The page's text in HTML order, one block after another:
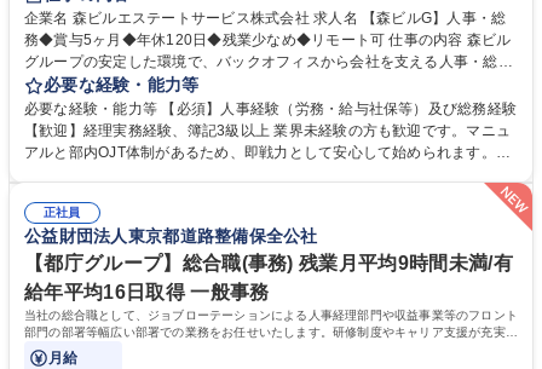
完全週休2日制 交通費支給 長期歓迎 駅近5分以内 土日祝休み
企業名 森ビルエステートサービス株式会社 求人名 【森ビルG】人事・総
務◆賞与5ヶ月◆年休120日◆残業少なめ◆リモート可 仕事の内容 森ビル
グループの安定した環境で、バックオフィスから会社を支える人事・総務
をお任せします。 労務と総務の業務をバランスよく担当し、ゆくゆくは制
度改定などのコア業務にも挑戦できる、やりがいある環境です。 ■勤怠管
理、給与計算、社会保険手続き、年末調整等の労務管理全般 ■入退社手続
き、社内規定の改定や人事制度改定などのコア業務 ■社内イベントの企画
は部内のOJTを中心に、あなたの経験に合わせて不足している部分はいつ
でも質問・相談できる環境が整っているため、安心して成長できます。 募
集職種 【森ビルG】人事・総務◆賞与5ヶ月◆年休120日◆残業少なめ◆
リモート可
必要な経験・能力等
必要な経験・能力等 【必須】人事経験（労務・給与社保等）及び総務経験
【歓迎】経理実務経験、簿記3級以上 業界未経験の方も歓迎です。マニュ
アルと部内OJT体制があるため、即戦力として安心して始められます。
ます。定型業務に留まらず、社内規定や人事制度の改定など会社のコア業
務に挑戦できるため、自身の成長と組織への貢献度をダイレクトに実感で
きます。 残業少なめ、週1日リモート可など、ワークライフバランスを保
ち長期活躍できる環境です。 「これまでの幅広い経験を活かし、長期的な
キャリアを築きたい」という前向きな意欲と挑戦を全力で応援します。 学
歴・資格 学歴：大学院 大学 高専 短大 専修学校 高校 語学力： 資格：日商
簿記検定1級 日商簿記検定2級 日商簿記検定3級
正社員
公益財団法人東京都道路整備保全公社
【都庁グループ】総合職(事務) 残業月平均9時間未満/有
給年平均16日取得 一般事務
当社の総合職として、ジョブローテーションによる人事経理部門や収益事業等のフロント
部門の部署等幅広い部署での業務をお任せいたします。研修制度やキャリア支援が充実し
ております！ ※下記業務詳細
月給